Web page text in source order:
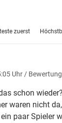
zuerst
Uhr/
schon
waren nicht
paar Spieler